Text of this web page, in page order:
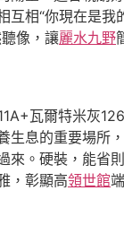
互相“你現在是我
像，讓麗水九野
瓦爾特米灰
生息的重要場所
來。硬裝，能省
，彰顯高領世館